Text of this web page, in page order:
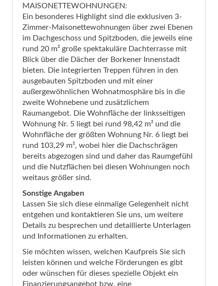
MAISONETTEWOHNUNGEN:
Ein besonderes Highlight sind die exklusiven 3-
Zimmer-Maisonettewohnungen über zwei Ebenen
im Dachgeschoss und Spitzboden, die jeweils eine
rund 20 m² große spektakuläre Dachterrasse mit
Blick über die Dächer der Borkener Innenstadt
bieten. Die integrierten Treppen führen in den
ausgebauten Spitzboden und mit einer
außergewöhnlichen Wohnatmosphäre bis in die
zweite Wohnebene und zusätzlichem
Raumangebot. Die Wohnfläche der linksseitigen
Wohnung Nr. 5 liegt bei rund 98,42 m² und die
Wohnfläche der größten Wohnung Nr. 6 liegt bei
rund 103,29 m², wobei hier die Dachschrägen
bereits abgezogen sind und daher das Raumgefühl
und die Nutzflächen bei diesen Wohnungen noch
weitaus größer sind.
Sonstige Angaben
Lassen Sie sich diese einmalige Gelegenheit nicht
entgehen und kontaktieren Sie uns, um weitere
Details zu besprechen und detaillierte Unterlagen
und Informationen zu erhalten.
Sie möchten wissen, welchen Kaufpreis Sie sich
leisten können und welche Förderungen es gibt
oder wünschen für dieses spezielle Objekt ein
Finanzierungsangebot bzw. eine